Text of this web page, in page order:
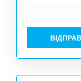
вертикально,